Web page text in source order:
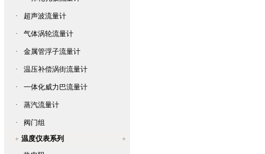
· 超声波流量计
· 气体涡轮流量计
· 金属管浮子流量计
· 温压补偿涡街流量计
· 一体化威力巴流量计
· 蒸汽流量计
·
阀门组
温度仪表系列